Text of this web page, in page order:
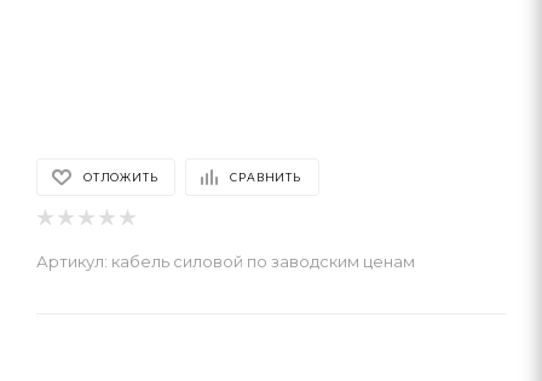
ОТЛОЖИТЬ СРАВНИТЬ
Артикул: кабель силовой по заводским ценам